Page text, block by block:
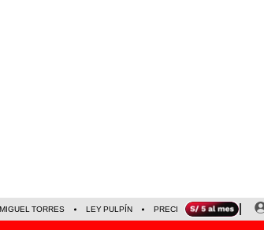
MIGUEL TORRES LEY PULPÍN PRECIO DEL DÓLAR